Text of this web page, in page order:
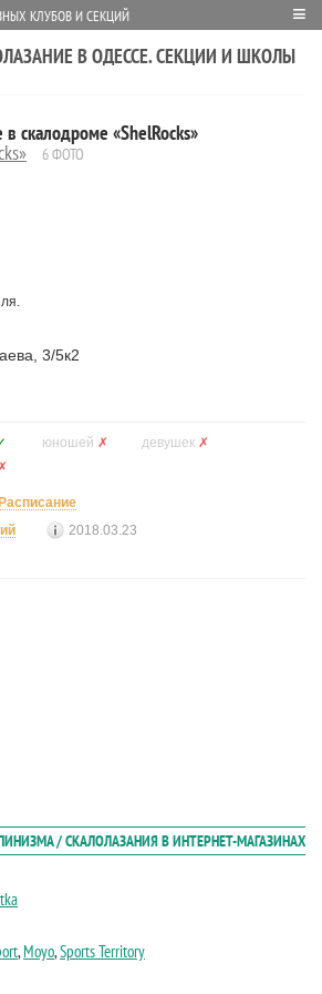
КЛУБОВ И СЕКЦИЙ ≡
В ОДЕССЕ. СЕКЦИИ И ШКОЛЫ
в скалодроме «ShelRocks»
6 ФОТО
3/5к2
юношей ✗ девушек ✗
Расписание
2018.03.23